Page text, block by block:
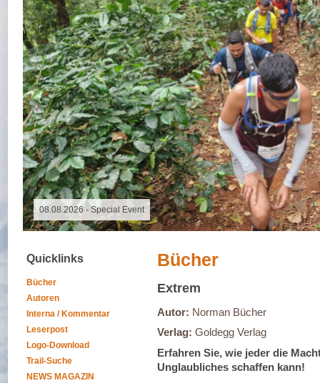
09.11.2025 - Spalter Freiheit Hügelland Trailrun
Quicklinks
Bücher
Autoren
Interna / Kommentar
Leserpost
Logo-Download
Trail-Suche
NEWS MAGAZIN
Bücher
Extrem
Autor: Norman Bücher
Verlag: Goldegg Verlag
Erfahren Sie, wie jeder die
Unglaubliches schaffen kann!